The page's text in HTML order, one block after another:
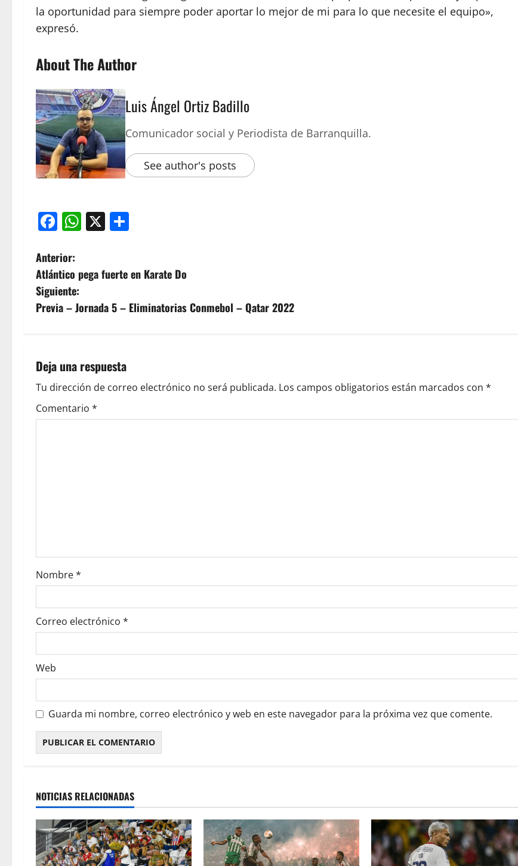
la oportunidad para siempre poder aportar lo mejor de mi para lo que necesite el equipo»,
expresó.
About The Author
Luis Ángel Ortiz Badillo
Comunicador social y Periodista de Barranquilla.
See author's posts
Facebook
WhatsApp
X
Anterior:
Atlántico pega fuerte en Karate Do
Siguiente:
Previa – Jornada 5 – Eliminatorias Conmebol – Qatar 2022
Deja una respuesta
Tu dirección de correo electrónico no será publicada. Los campos obligatorios están marcados con *
Comentario *
Nombre*
Correo electrónico *
Web
Guarda mi nombre, correo electrónico y web en este navegador para la próxima vez que comente.
NOTICIAS RELACIONADAS